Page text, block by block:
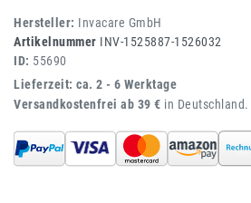
Hersteller: Invacare GmbH
Artikelnummer INV-1525887-1526032
ID: 55690
Lieferzeit: ca. 2 - 6 Werktage
Versandkostenfrei ab 39 € in Deutschland.